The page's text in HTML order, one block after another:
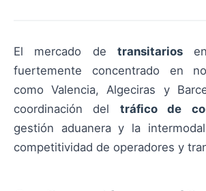
El mercado de transitarios
fuertemente concentrado en
como Valencia, Algeciras y
coordinación del tráfico de
gestión aduanera y la
competitividad de operadores y